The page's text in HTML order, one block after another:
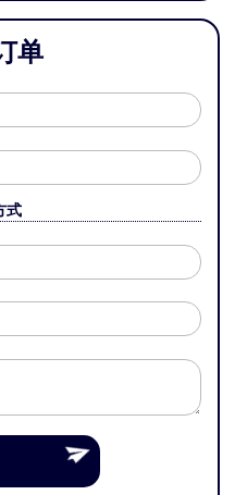
单
式